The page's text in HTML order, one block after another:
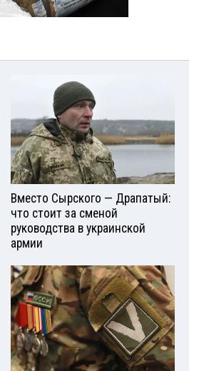
Вместо Сырского — Драпатый:
что стоит за сменой
руководства в украинской
армии